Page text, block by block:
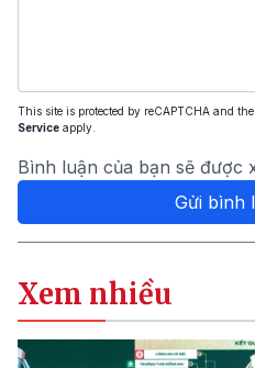
This site is protected by reCAPTCHA and the
Service apply.
Bình luận của bạn sẽ được
Gửi bình
Xem nhiều